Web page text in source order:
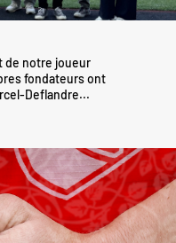
de notre joueur
fondateurs ont
Deflandre...